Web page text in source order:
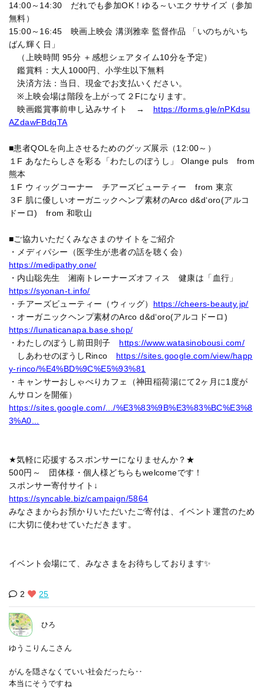
14:00～14:30 だれでも参加OK！ゆる～いエクササイズ（参加
無料）
15:00～16:45 映画上映会 溝渕雅幸 監督作品 「いのちがいち
ばん輝く日」
（上映時間 95分 ＋感想シェアタイム10分を予定）
鑑賞料：大人1000円、小学生以下無料
決済方法：当日、現金でお支払いください。
※上映会場は階段を上がって２Fになります。
映画鑑賞事前申し込みサイト → https://forms.gle/nPKdsu
AZdawFBdqTA
■患者QOLを向上させるためのグッズ展示（12:00～）
１F あなたらしさを彩る「わたしのぼうし」 Olange puls from
熊本
１F ウィッグコーナー チアーズビューティー from 東京
３F 肌に優しいオーガニックヘンプ素材のArco d&d‘oro(アルコ
ドーロ) from 和歌山
■ご協力いただくみなさまのサイトをご紹介
・メディパシー（医学生が患者の話を聴く会）
https://medipathy.one/
・内山聡先生 湘南トレーナーズオフィス 健康は「血行」
https://syonan-t.info/
・チアーズビューティー（ウィッグ） https://cheers-beauty.jp/
・オーガニックヘンプ素材のArco d&d‘oro(アルコドーロ)
https://lunaticanapa.base.shop/
・わたしのぼうし前田則子 https://www.watasinobousi.com/
しあわせのぼうしRinco https://sites.google.com/view/happ
y-rinco/%E4%BD%9C%E5%93%81
・キャンサーおしゃべりカフェ（神田稲荷湯にて2ヶ月に1度が
んサロンを開催）
https://sites.google.com/.../%E3%83%9B%E3%83%BC%E3%8
3%A0...
★気軽に応援するスポンサーになりませんか？★
500円～ 団体様・個人様どちらもwelcomeです！
スポンサー寄付サイト↓
https://syncable.biz/campaign/5864
みなさまからお預かりいただいたご寄付は、イベント運営のため
に大切に使わせていただきます。
イベント会場にて、みなさまをお待ちしております✨
2 25
ひろ
ゆうこりんこさん
がんを隠さなくていい社会だったら‥
本当にそうですね